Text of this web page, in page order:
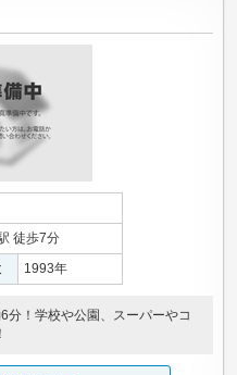
徒歩7分
1993年
分！学校や公園、スーパーやコ